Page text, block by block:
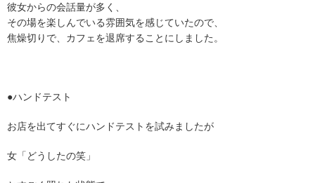
彼女からの会話量が多く、
その場を楽しんでいる雰囲気を感じていたので、
焦燥切りで、カフェを退席することにしました。
●ハンドテスト
お店を出てすぐにハンドテストを試みましたが
女「どうしたの笑」